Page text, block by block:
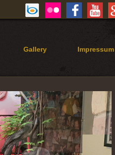
Gallery Impressum